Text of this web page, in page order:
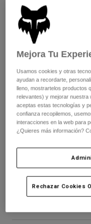
Pantalones
Chaquetas y
Guantes
Protecciones
Calcetines
Accesorios
Recambios
Pantalones
Chaquetas
Protecciones
Gafas de
Calcetines
Mochilas y
Camisas
Ver todo
Mujer
Camisetas y tops
Sudaderas
Chaquetas
Niños
Protecciones
Gafas de Protección
Calcetines
Ver todo
Moto
Cascos
Camisetas
Pantalones
Botas
Guantes
Gafas de Protección
Calcetines
N.º de artículo33639
Mejora Tu
Usamos cookies y otras
ayudan a recordarte,
lleno, mostrartelos productos
relevantes) y mejorar nuestra
aceptas estas tecnologías y
confianza recopilemos,
interacciones en la web para
¿Quieres más información?
Rechazar Cookies